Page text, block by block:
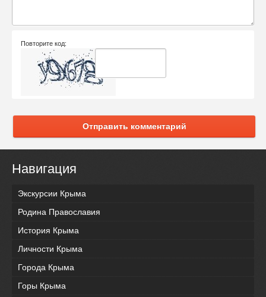
Повторите код:
Отправить комментарий
Навигация
Экскурсии Крыма
Родина Православия
История Крыма
Личности Крыма
Города Крыма
Горы Крыма